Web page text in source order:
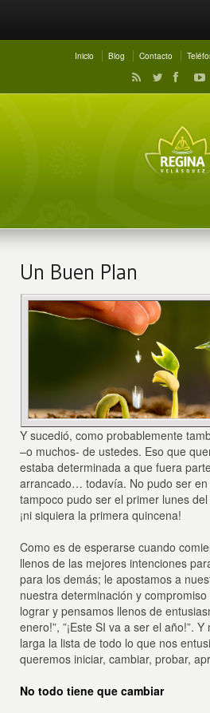
Inicio Blog Contacto
Un Buen Plan
Y sucedió, como probablemente
–o muchos- de ustedes. Eso que
estaba determinada a que fuera
arrancado… todavía. No pudo ser en
tampoco pudo ser el primer lunes
¡ni siquiera la primera quincena!
Como es de esperarse cuando
llenos de las mejores intenciones
para los demás; le apostamos a
nuestra determinación y
lograr y pensamos llenos de
enero!”, ”¡Este SI va a ser el año!”.
larga la lista de todo lo que nos
queremos iniciar, cambiar, probar,
No todo tiene que cambiar